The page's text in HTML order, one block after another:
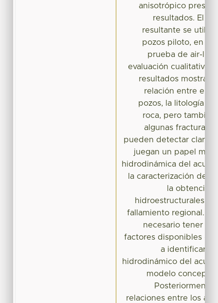
anisotrópico
resultados. El
resultante se
pozos piloto, en
prueba de air-lift
evaluación cualitativa
resultados
relación entre el
pozos, la litología y
roca, pero
algunas fracturas
pueden detectar
juegan un papel
hidrodinámica del
la caracterización del
la obtención
hidroestructurales:
fallamiento regional.
necesario tener
factores disponibles
a identificar el
hidrodinámico del
modelo
relaciones entre los